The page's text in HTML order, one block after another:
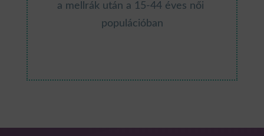
a mellrák után a 15-44 éves női
populációban